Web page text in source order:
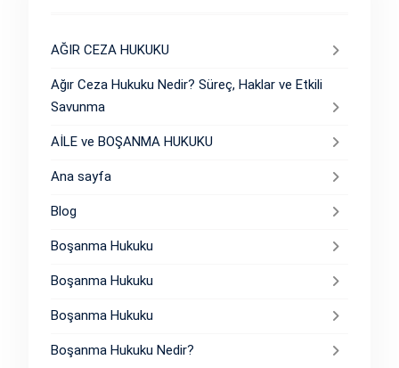
AĞIR CEZA HUKUKU
Ağır Ceza Hukuku Nedir? Süreç, Haklar ve Etkili
Savunma
AİLE ve BOŞANMA HUKUKU
Ana sayfa
Blog
Boşanma Hukuku
Boşanma Hukuku
Boşanma Hukuku
Boşanma Hukuku Nedir?